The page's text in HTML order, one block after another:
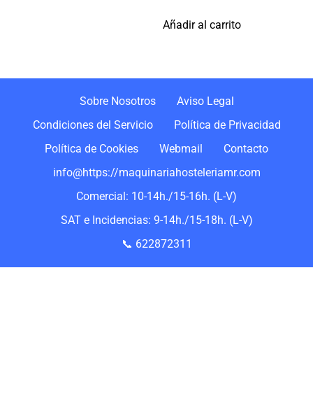
Añadir al carrito
Sobre Nosotros
Aviso Legal
Condiciones del Servicio
Política de Privacidad
Política de Cookies
Webmail
Contacto
info@https://maquinariahosteleriamr.com
Comercial: 10-14h./15-16h. (L-V)
SAT e Incidencias: 9-14h./15-18h. (L-V)
📞 622872311